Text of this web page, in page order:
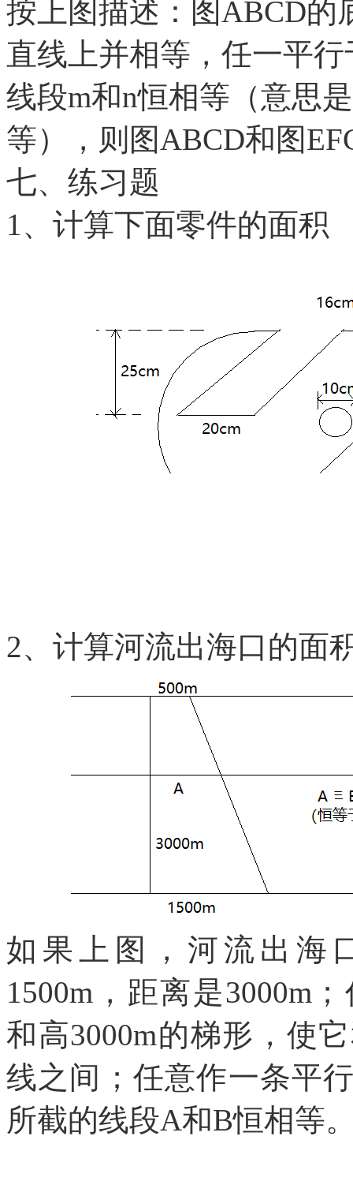
按上图描述：图 ABCD的
直线上并相等，任一平
线段m和n恒相等（意思
等），则图ABCD和图
七、练习题
1、计算下面零件的面积
2、计算河流出海口的面
如果上图，河流出海
1500m，距离是3000m
和高3000m的梯形，使
线之间；任意作一条平
所截的线段A和B恒相等